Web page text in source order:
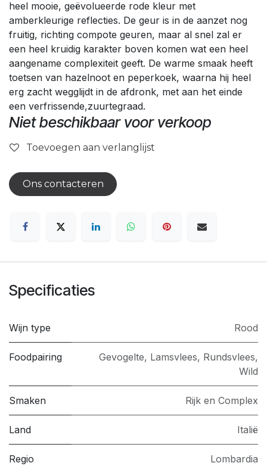
heel mooie, geëvolueerde rode kleur met
amberkleurige reflecties. De geur is in de aanzet nog
fruitig, richting compote geuren, maar al snel zal er
een heel kruidig karakter boven komen wat een heel
aangename complexiteit geeft. De warme smaak heeft
toetsen van hazelnoot en peperkoek, waarna hij heel
erg zacht wegglijdt in de afdronk, met aan het einde
een verfrissende,zuurtegraad.
Niet beschikbaar voor verkoop
Toevoegen aan verlanglijst
Ons contacteren
Specificaties
Wijn type Rood
Foodpairing Gevogelte, Lamsvlees, Rundsvlees,
Wild
Smaken Rijk en Complex
Land Italië
Regio Lombardia